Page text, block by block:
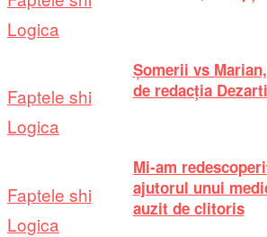
Logica
Faptele shi
Logica
Șomerii vs
de redacția
Faptele shi
Logica
Mi-am
ajutorul unui
auzit de clitoris